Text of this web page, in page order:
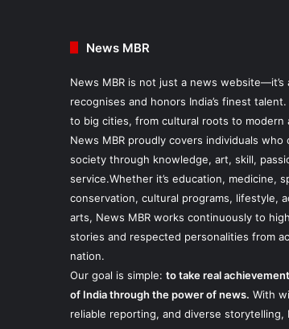
News MBR
News MBR is not just a news website—it’s
recognises and honors India’s finest
to big cities, from cultural roots to modern
News MBR proudly covers individuals
society through knowledge, art, skill,
service.Whether it’s education, medicine,
conservation, cultural programs, lifestyle,
arts, News MBR works continuously to
stories and respected personalities from
nation.
Our goal is simple: to take real
of India through the power of news. With
reliable reporting, and diverse storytelling,